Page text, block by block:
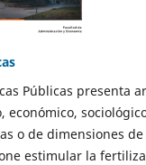
Públicas presenta
económico,
o de dimensiones
estimular la